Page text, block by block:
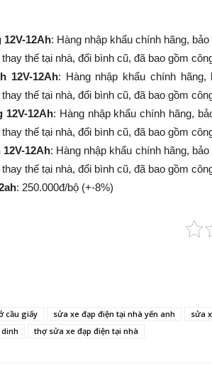
12Ah: Hàng nhập khẩu chính hãng,
thế tại nhà, đổi bình cũ, đã bao gồm
12V-12Ah: Hàng nhập khẩu chính hãng,
thế tại nhà, đổi bình cũ, đã bao gồm
12V-12Ah: Hàng nhập khẩu chính hãng,
thế tại nhà, đổi bình cũ, đã bao gồm
12Ah: Hàng nhập khẩu chính hãng,
thế tại nhà, đổi bình cũ, đã bao gồm
: 250.000đ/bộ (+-8%​​​​​​​)
cầu giấy sửa xe đạp điện tại nhà yến anh
sửa
thợ sửa xe đạp điện tại nhà